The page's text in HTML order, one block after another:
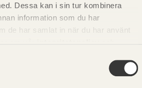
Dessa kan i sin tur kombinera
information som du har
de har samlat in när du har använt
Södra